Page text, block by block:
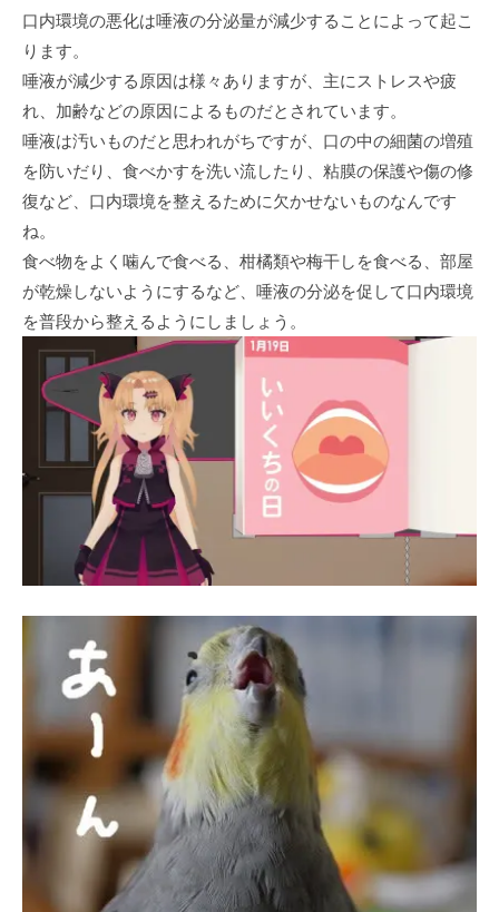
口内環境の悪化は唾液の分泌量が減少することによって起こ
ります。
唾液が減少する原因は様々ありますが、主にストレスや疲
れ、加齢などの原因によるものだとされています。
唾液は汚いものだと思われがちですが、口の中の細菌の増殖
を防いだり、食べかすを洗い流したり、粘膜の保護や傷の修
復など、口内環境を整えるために欠かせないものなんです
ね。
食べ物をよく噛んで食べる、柑橘類や梅干しを食べる、部屋
が乾燥しないようにするなど、唾液の分泌を促して口内環境
を普段から整えるようにしましょう。